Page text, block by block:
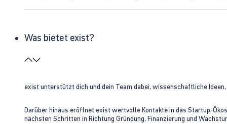
Was bietet exist?
exist unterstützt dich und dein Team dabei, wissenschaftliche
Darüber hinaus eröffnet exist wertvolle Kontakte in das Startup-
nächsten Schritten in Richtung Gründung, Finanzierung und